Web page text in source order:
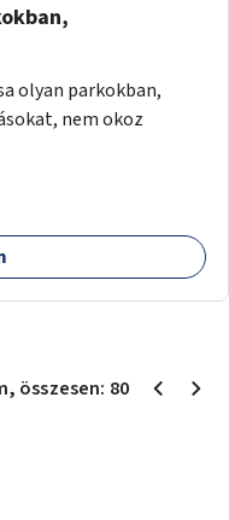
olyan parkokban,
nem okoz
, összesen: 80